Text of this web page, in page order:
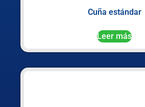
Cuña estándar
Leer más